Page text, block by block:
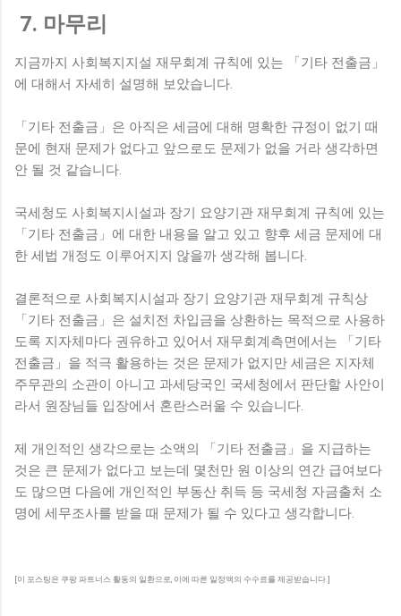
7. 마무리
지금까지 사회복지지설 재무회계 규칙에 있는 「기타 전출금」
에 대해서 자세히 설명해 보았습니다.
「기타 전출금」은 아직은 세금에 대해 명확한 규정이 없기 때
문에 현재 문제가 없다고 앞으로도 문제가 없을 거라 생각하면
안 될 것 같습니다.
국세청도 사회복지시설과 장기 요양기관 재무회계 규칙에 있는
「기타 전출금」에 대한 내용을 알고 있고 향후 세금 문제에 대
한 세법 개정도 이루어지지 않을까 생각해 봅니다.
결론적으로 사회복지시설과 장기 요양기관 재무회계 규칙상
「기타 전출금」은 설치전 차입금을 상환하는 목적으로 사용하
도록 지자체마다 권유하고 있어서 재무회계측면에서는 「기타
전출금」을 적극 활용하는 것은 문제가 없지만 세금은 지자체
주무관의 소관이 아니고 과세당국인 국세청에서 판단할 사안이
라서 원장님들 입장에서 혼란스러울 수 있습니다.
제 개인적인 생각으로는 소액의 「기타 전출금」을 지급하는
것은 큰 문제가 없다고 보는데 몇천만 원 이상의 연간 급여보다
도 많으면 다음에 개인적인 부동산 취득 등 국세청 자금출처 소
명에 세무조사를 받을 때 문제가 될 수 있다고 생각합니다.
[이 포스팅은 쿠팡 파트너스 활동의 일환으로, 이에 따른 일정액의 수수료를 제공받습니다.]